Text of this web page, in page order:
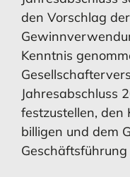
MEHR ERFAHREN
MEHR ERFAHREN
den Vorschlag
Kenntnis
Jahresabschluss
festzustellen, den
billigen und dem
Geschäftsführung
MEHR ERFAHREN
MEHR ERFAHREN
Chancen